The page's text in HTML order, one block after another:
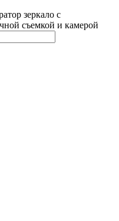
зеркало с
съемкой и камерой